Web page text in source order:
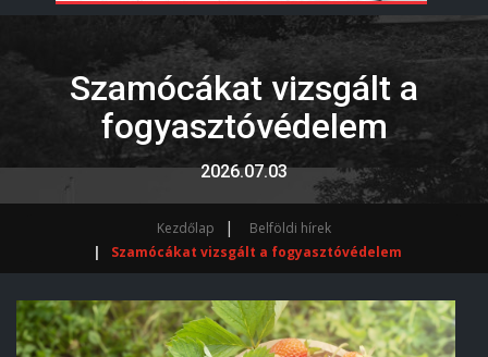
Szamócákat vizsgált a
fogyasztóvédelem
2026.07.03
Kezdőlap
Belföldi hírek
Szamócákat vizsgált a fogyasztóvédelem